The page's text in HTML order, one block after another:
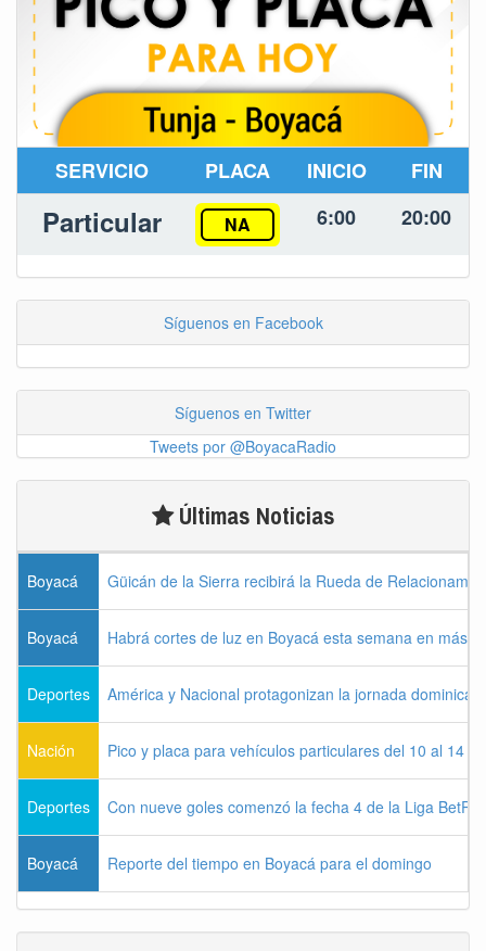
SERVICIO PLACA INICIO FIN
Particular NA 6:00 20:00
Síguenos en Facebook
Síguenos en Twitter
Tweets por @BoyacaRadio
Últimas Noticias
Boyacá Güicán de la Sierra recibirá la Rueda de
Boyacá Habrá cortes de luz en Boyacá esta semana en más
Deportes América y Nacional protagonizan la jornada dominical
Nación Pico y placa para vehículos particulares del 10 al 14
Deportes Con nueve goles comenzó la fecha 4 de la Liga
Boyacá Reporte del tiempo en Boyacá para el domingo